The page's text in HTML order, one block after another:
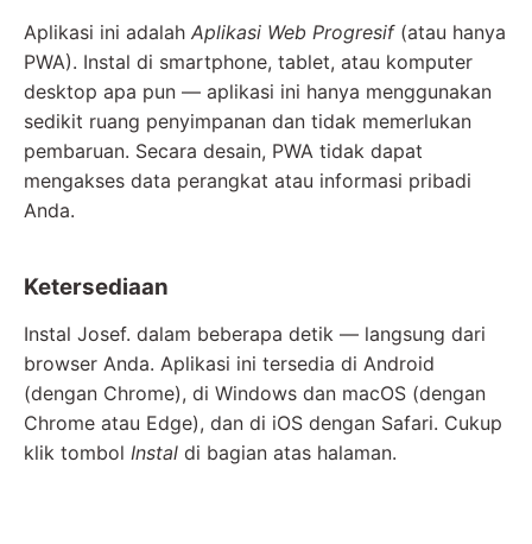
Aplikasi ini adalah Aplikasi Web Progresif(atau hanya
PWA). Instal di smartphone, tablet, atau komputer
desktop apa pun — aplikasi ini hanya menggunakan
sedikit ruang penyimpanan dan tidak memerlukan
pembaruan. Secara desain, PWA tidak dapat
mengakses data perangkat atau informasi pribadi
Anda.
Ketersediaan
Instal Josef. dalam beberapa detik — langsung dari
browser Anda. Aplikasi ini tersedia di Android
(dengan Chrome), di Windows dan macOS (dengan
Chrome atau Edge), dan di iOS dengan Safari. Cukup
klik tombol Instal di bagian atas halaman.